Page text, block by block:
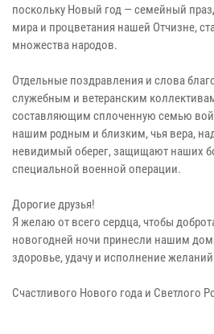
поскольку Новый год — семейный
мира и процветания нашей Отчизне,
множества народов.
Отдельные поздравления и слова
служебным и ветеранским
составляющим сплоченную семью
нашим родным и близким, чья вера,
невидимый оберег, защищают наших
специальной военной операции.
Дорогие друзья!
Я желаю от всего сердца, чтобы
новогодней ночи принесли нашим
здоровье, удачу и исполнение
Счастливого Нового года и Светлого